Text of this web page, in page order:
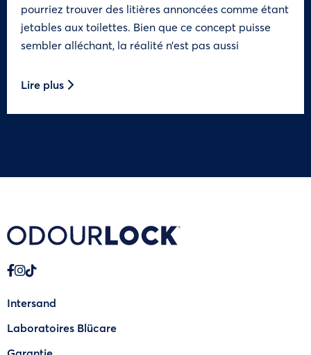
pourriez trouver des litières annoncées comme étant
jetables aux toilettes. Bien que ce concept puisse
sembler alléchant, la réalité n’est pas aussi
Lire plus
Intersand
Laboratoires Blücare